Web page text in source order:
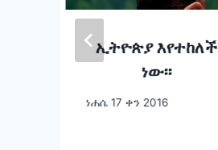
ኢትዮጵያ እየተከለች
ነው፡፡
ነሐሴ 17 ቀን 2016